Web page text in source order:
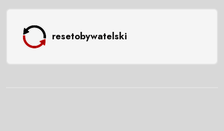
resetobywatelski